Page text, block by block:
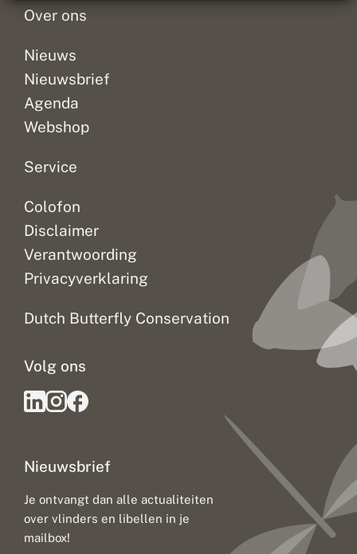
Over ons
Nieuws
Nieuwsbrief
Agenda
Webshop
Service
Colofon
Disclaimer
Verantwoording
Privacyverklaring
Dutch Butterfly Conservation
Nieuwsbrief
Je ontvangt dan alle actualiteiten
over vlinders en libellen in je
mailbox!
Volg ons